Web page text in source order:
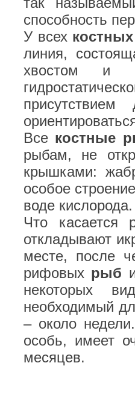
способность
У всех
линия,
хвостом и
Все костные
рыбам, не
крышками:
особое
воде кислорода.
Что касается
откладывают
месте, после
рифовых рыб
некоторых
необходимый
– около
особь, имеет
месяцев.